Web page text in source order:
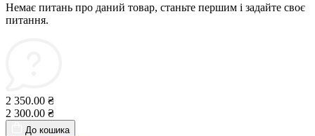
Немає питань про даний товар, станьте першим і задайте своє
питання.
2 350.00 ₴
2 300.00 ₴
До кошика